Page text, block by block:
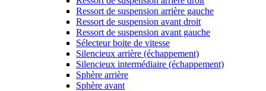
Ressort de suspension arrière gauche
Ressort de suspension avant droit
Ressort de suspension avant gauche
Sélecteur boite de vitesse
Silencieux arrière (échappement)
Silencieux intermédiaire (échappement)
Sphère arrière
Sphère avant